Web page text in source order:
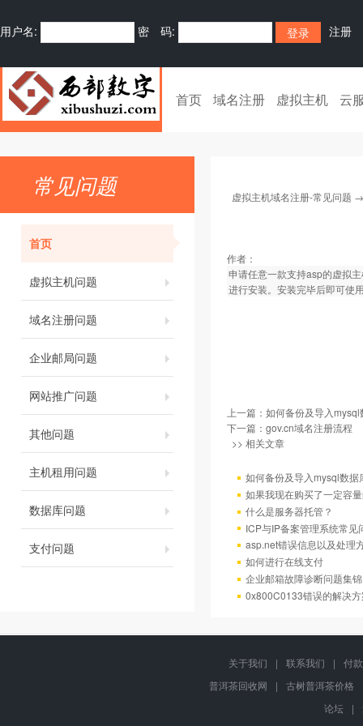
用户名: 密 码: 注册
首页 域名注册 虚拟主机 云
常见问题
首页
虚拟主机问题
域名注册问题
企业邮局问题
网站推广问题
其他问题
主机租用问题
数据库问题
支付问题
虚拟主机域名注册-常见问题
作者：
申请任意一款支持asp的虚拟
进行安装。安装完毕后即可使
上一篇： 如何备份及导入
下一篇： gov.cn域名注册流程
>> 相关文章
如何备份及导入mysql数据
如果我现在购买了一定容
什么是服务器托管？
ICP与IP备案管理系统常见
asp.net错误信息以及处理
如何进行在线支付
企业邮箱故障诊断问题集锦
0x800C0133错误的解决
关于我们 | 联系我们 |
付
普洱茶回收网
| 古树普洱茶价格
论坛
|